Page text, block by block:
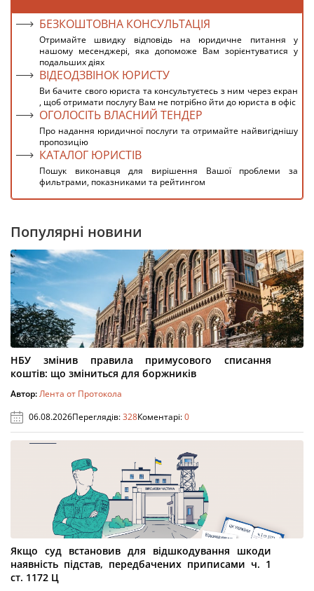
БЕЗКОШТОВНА КОНСУЛЬТАЦІЯ
Отримайте швидку відповідь на юридичне питання у
нашому месенджері, яка допоможе Вам зорієнтуватися у
подальших діях
ВІДЕОДЗВІНОК ЮРИСТУ
Ви бачите свого юриста та консультуєтесь з ним через екран
, щоб отримати послугу Вам не потрібно йти до юриста в офіс
ОГОЛОСІТЬ ВЛАСНИЙ ТЕНДЕР
Про надання юридичної послуги та отримайте найвигіднішу
пропозицію
КАТАЛОГ ЮРИСТІВ
Пошук виконавця для вирішення Вашої проблеми за
фильтрами, показниками та рейтингом
Популярні новини
НБУ змінив правила примусового списання
коштів: що зміниться для боржників
Автор:Лента от Протокола
06.08.2026Переглядів:328Коментарі:0
Якщо суд встановив для відшкодування шкоди
наявність підстав, передбачених приписами ч. 1
ст. 1172 Ц